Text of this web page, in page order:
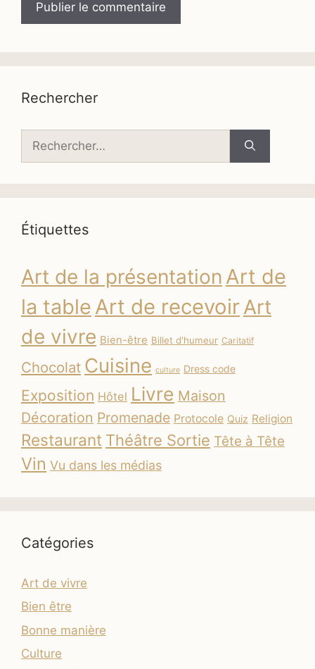
Rechercher
Étiquettes
Art de la présentation Art de
la table Art de recevoirArt
de vivre Bien-être Billet d'humeur Caritatif
Chocolat Cuisine culture Dress code
Exposition Hôtel Livre Maison
Décoration Promenade Protocole Quiz Religion
Restaurant Théâtre Sortie Tête à Tête
Vin Vu dans les médias
Catégories
Art de vivre
Bien être
Bonne manière
Culture